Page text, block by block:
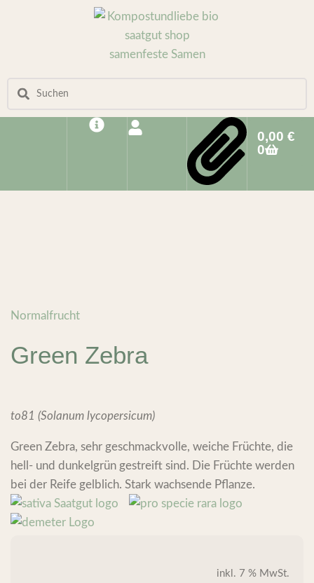
0,00€
0
Normalfrucht
Green Zebra
to81 (Solanum lycopersicum)
Green Zebra, sehr geschmackvolle, weiche Früchte, die
hell- und dunkelgrün gestreift sind. Die Früchte werden
bei der Reife gelblich. Stark wachsende Pflanze.
inkl. 7 % MwSt.